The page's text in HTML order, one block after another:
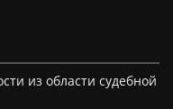
из области судебной